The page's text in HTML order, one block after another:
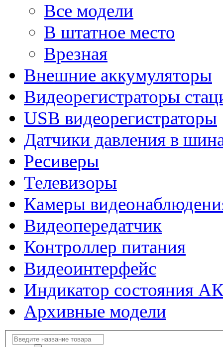
Все модели
В штатное место
Врезная
Внешние аккумуляторы
Видеорегистраторы
USB видеорегистраторы
Датчики давления в
Ресиверы
Телевизоры
Камеры
Видеопередатчик
Контроллер питания
Видеоинтерфейс
Индикатор состояния
Архивные модели